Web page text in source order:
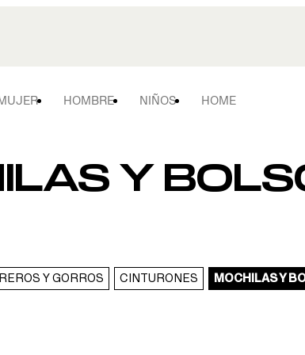
HOMBRE NIÑOS HOME
Y
Y GORROS CINTURONES MOCHILAS Y